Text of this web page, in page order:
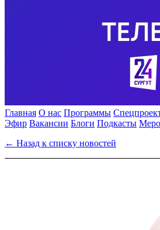
Главная О нас Программы
Эфир Вакансии Блоги Подкасты
← Назад к списку новостей